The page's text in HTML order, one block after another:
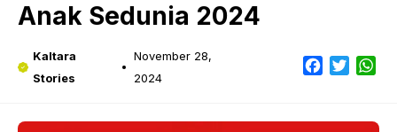
Anak Sedunia 2024
Kaltara
Stories
November 28,
2024
Facebook
Twitter